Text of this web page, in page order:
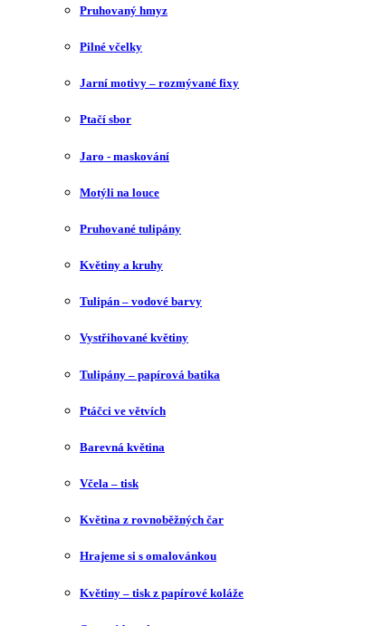
Pruhovaný hmyz
Pilné včelky
Jarní motivy – rozmývané fixy
Ptačí sbor
Jaro - maskování
Motýli na louce
Pruhované tulipány
Květiny a kruhy
Tulipán – vodové barvy
Vystřihované květiny
Tulipány – papírová batika
Ptáčci ve větvích
Barevná květina
Včela – tisk
Květina z rovnoběžných čar
Hrajeme si s omalovánkou
Květiny – tisk z papírové koláže